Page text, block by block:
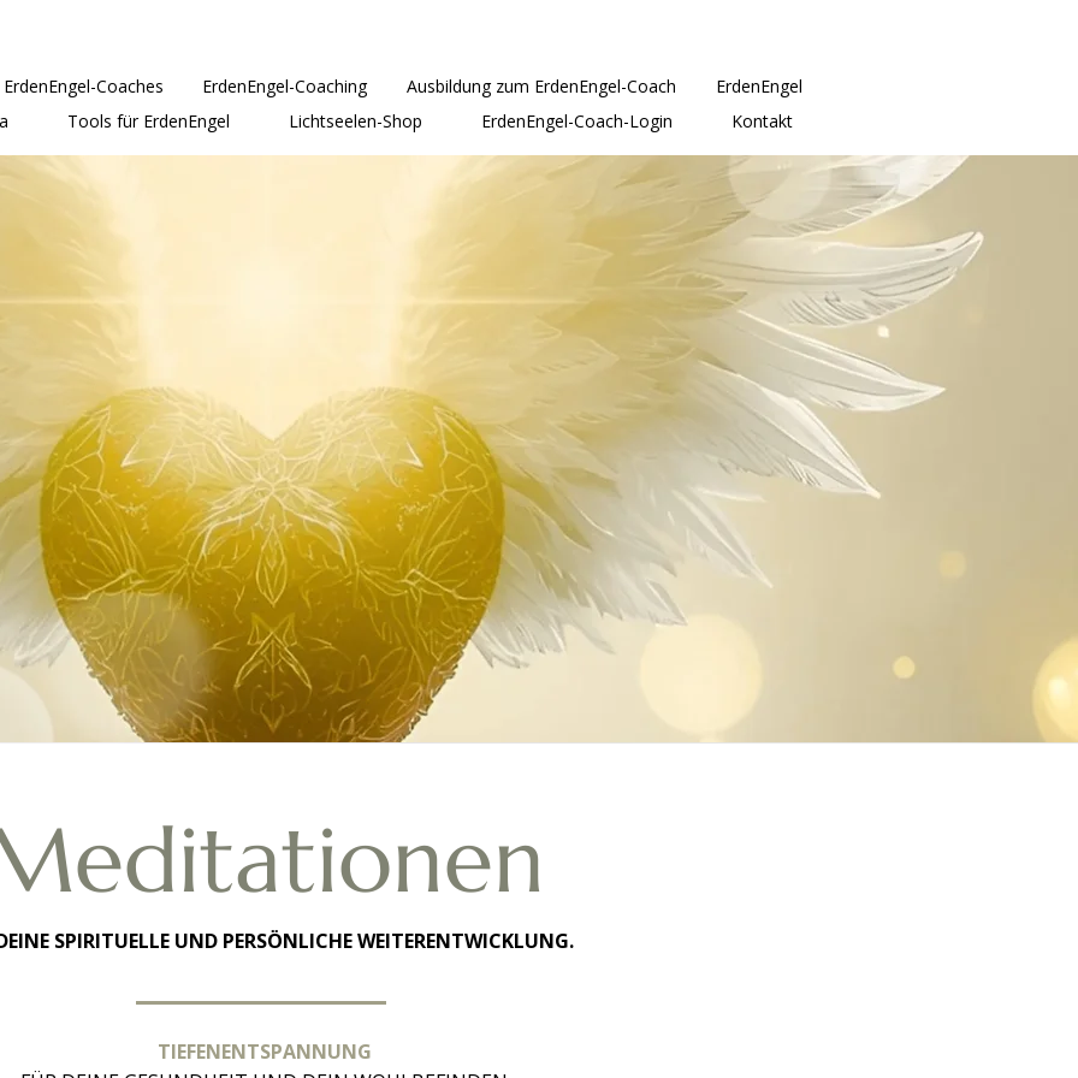
ErdenEngel-Coaches ErdenEngel-Coaching Ausbildung zum ErdenEngel-Coach
ErdenEngel
Tools für ErdenEngel Lichtseelen-Shop ErdenEngel-Coach-Login Kontakt
SPIRITUELLE UND PERSÖNLICHE WEITERENTWICKLUNG.
TIEFENENTSPANNUNG